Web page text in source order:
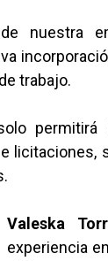
nuestra
trabajo.
permitirá
licitaciones,
Valeska
experiencia